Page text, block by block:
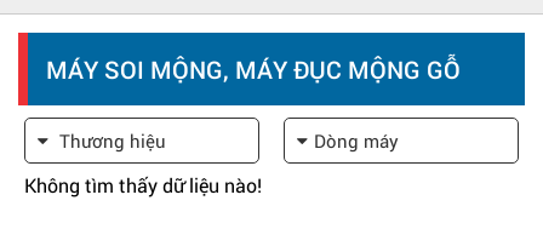
MÁY SOI MỘNG, MÁY ĐỤC MỘNG GỖ
Thương hiệu Dòng máy
Không tìm thấy dữ liệu nào!